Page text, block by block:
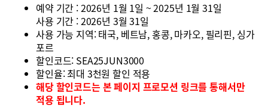
예약 기간 : 2026년 1월 1일 ~ 2025년 1월 31일
사용 기간 : 2026년 3월 31일
사용 가능 지역: 태국, 베트남, 홍콩, 마카오, 필리핀, 싱가
포르
할인코드: SEA25JUN3000
할인율: 최대 3천원 할인 적용
해당 할인코드는 본 페이지 프로모션 링크를 통해서만
적용 됩니다.